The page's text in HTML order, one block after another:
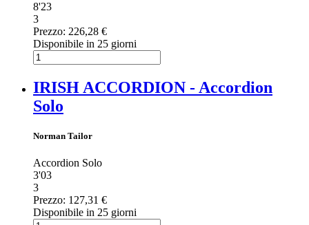
8'23
3
Prezzo: 226,28 €
Disponibile in 25 giorni
IRISH ACCORDION - Accordion
Solo
Norman Tailor
Accordion Solo
3'03
3
Prezzo: 127,31 €
Disponibile in 25 giorni